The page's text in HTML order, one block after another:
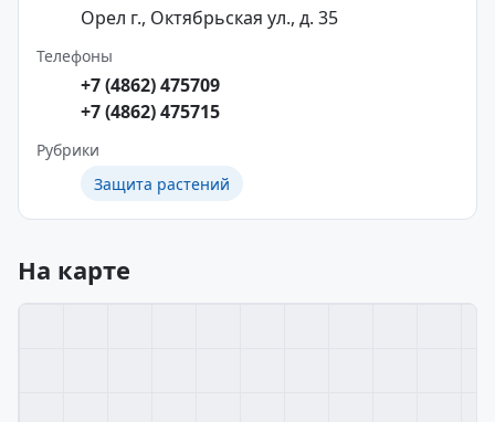
Орел г., Октябрьская ул., д. 35
Телефоны
+7 (4862) 475709
+7 (4862) 475715
Рубрики
Защита растений
На карте